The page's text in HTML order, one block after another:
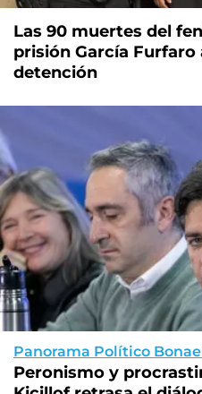
Las 90 muertes del
prisión García Furfaro
detención
Panorama Político
Peronismo y